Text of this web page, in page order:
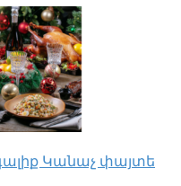
Կանաչ փայտե